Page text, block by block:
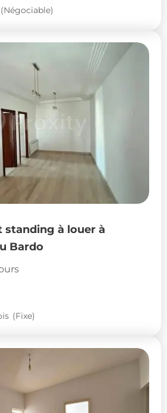
(Négociable)
standing à louer à
Bardo
(Fixe)